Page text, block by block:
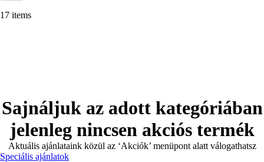
17 items
Sajnáljuk az adott kategóriában
jelenleg nincsen akciós termék
Aktuális ajánlataink közül az ‘Akciók’ menüpont alatt válogathatsz
Speciális ajánlatok